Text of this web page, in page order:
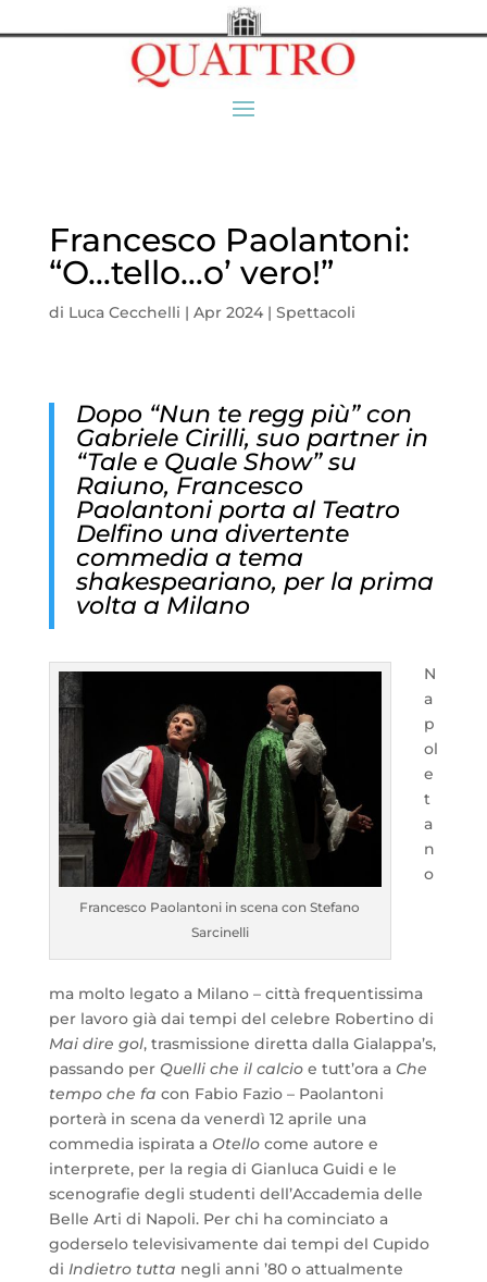
Francesco Paolantoni:
“O…tello…o’ vero!”
di Luca Cecchelli | Apr 2024| Spettacoli
Dopo “Nun te regg più” con
Gabriele Cirilli, suo partner in
“Tale e Quale Show” su
Raiuno, Francesco
Paolantoni porta al Teatro
Delfino una divertente
commedia a tema
shakespeariano, per la prima
volta a Milano
Francesco Paolantoni in scena con Stefano
Sarcinelli
N
a
p
ol
e
t
a
n
o
ma molto legato a Milano – città frequentissima
per lavoro già dai tempi del celebre Robertino di
Mai dire gol, trasmissione diretta dalla Gialappa’s,
passando per Quelli che il calcioe tutt’ora a Che
tempo che fa con Fabio Fazio – Paolantoni
porterà in scena da venerdì 12 aprile una
commedia ispirata a Otellocome autore e
interprete, per la regia di Gianluca Guidi e le
scenografie degli studenti dell’Accademia delle
Belle Arti di Napoli. Per chi ha cominciato a
goderselo televisivamente dai tempi del Cupido
di Indietro tutta negli anni ’80 o attualmente